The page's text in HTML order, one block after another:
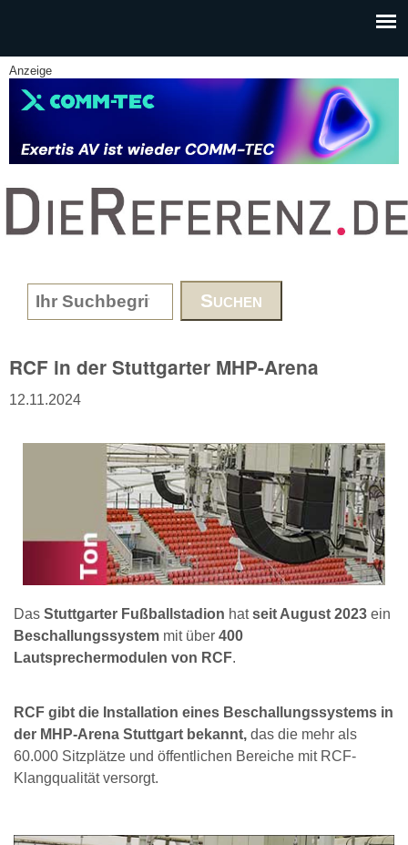
Anzeige
www.DieReferenz.de
Search form
RCF in der Stuttgarter MHP-Arena
12.11.2024
Das Stuttgarter Fußballstadion hatseit August 2023 ein
Beschallungssystem mit über 400
Lautsprechermodulen von RCF.
RCF gibt die Installation eines Beschallungssystems in
der MHP-Arena Stuttgart bekannt, das die mehr als
60.000 Sitzplätze und öffentlichen Bereiche mit RCF-
Klangqualität versorgt.